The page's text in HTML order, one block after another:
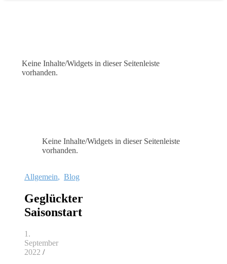
Keine Inhalte/Widgets in dieser Seitenleiste
vorhanden.
Keine Inhalte/Widgets in dieser Seitenleiste
vorhanden.
Allgemein, Blog
Geglückter
Saisonstart
1.
September
2022 /